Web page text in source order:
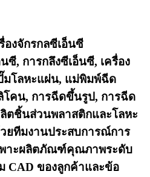
องจักรกลซีเอ็นซี
ซี, การกลึงซีเอ็นซี, เครื่อง
มโลหะแผ่น, แม่พิมพ์ฉีด
คน, การฉีดขึ้นรูป, การฉีด
ตชิ้นส่วนพลาสติกและโลหะ
ยทีมงานประสบการณ์การ
พาะผลิตภัณฑ์คุณภาพระดับ
CAD ของลูกค้าและข้อ